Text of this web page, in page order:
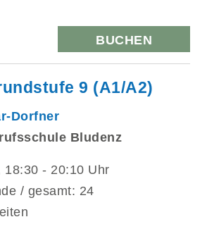
BUCHEN
9 (A1/A2)
Dorfner
Bludenz
18:30 - 20:10 Uhr
/ gesamt: 24